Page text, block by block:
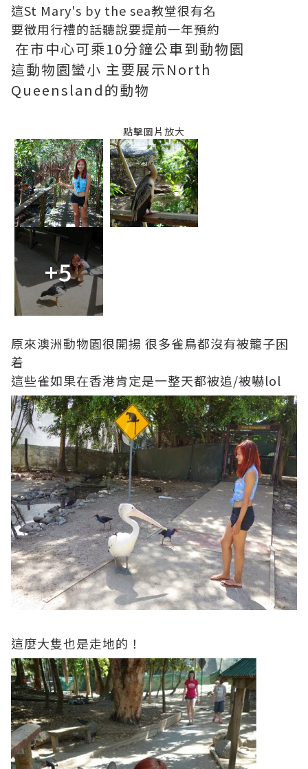
這St Mary's by the sea教堂很有名
要徵用行禮的話聽說要提前一年預約
在市中心可乘10分鐘公車到動物園
這動物園蠻小 主要展示North
Queensland的動物
點擊圖片放大
+5
原來澳洲動物園很開揚 很多雀鳥都沒有被籠子困
着
這些雀如果在香港肯定是一整天都被追/被嚇lol
這麼大隻也是走地的！